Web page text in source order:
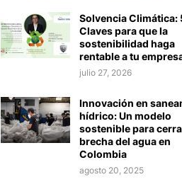
Solvencia Climática:
Claves para que la
sostenibilidad haga
rentable a tu
julio 27, 2026
Innovación en
hídrico: Un modelo
sostenible para
brecha del agua en
Colombia
agosto 20, 2025